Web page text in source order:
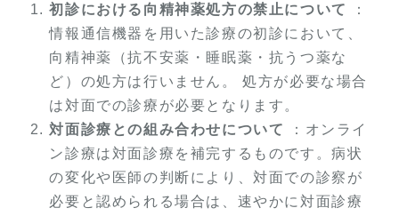
初診における向精神薬処方の禁止について
：
情報通信機器を用いた診療の初診において、
向精神薬（抗不安薬・睡眠薬・抗うつ薬な
ど）の処方は行いません。 処方が必要な場合
は対面での診療が必要となります。
対面診療との組み合わせについて
：オンライ
ン診療は対面診療を補完するものです。病状
の変化や医師の判断により、対面での診察が
必要と認められる場合は、速やかに対面診療